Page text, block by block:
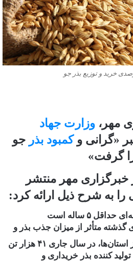
مهر، وزارت جهاد
«گرانی وکمبود بذر جو
گرفت»
آبان ۱۳۹۹ در خبرگزاری مهر منتشر
را به شرح ذیل ارائه کرد:
پروسه تولید بذر جو، برنامه‌ای حداقل ۵ ساله است
متأثر از میزان جذب بذر و
نیازسنجی صورت گرفته از استان‌ها، در سال جاری ۴۱ هزار تن
کننده بذر خریداری و